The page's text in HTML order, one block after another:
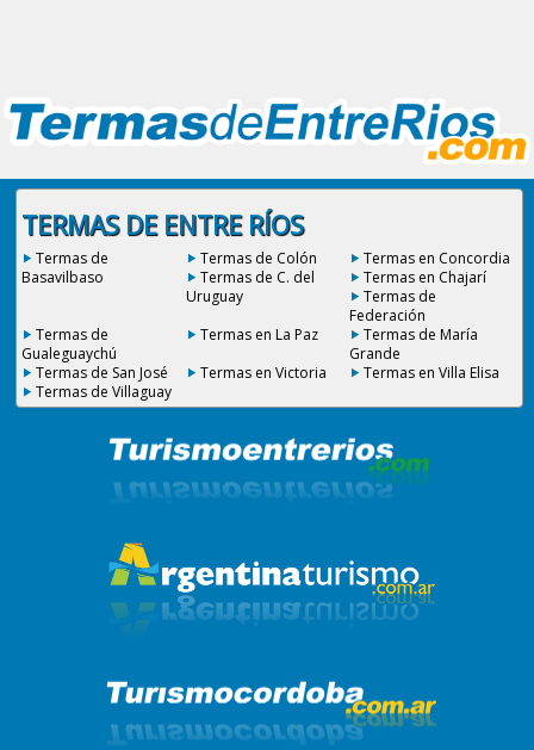
TERMAS DE ENTRE RÍOS
Termas de
Basavilbaso
Termas de Colón
Termas en Concordia
Termas de C. del
Uruguay
Termas en Chajarí
Termas de
Federación
Termas de
Gualeguaychú
Termas en La Paz
Termas de María
Grande
Termas de San José
Termas en Victoria
Termas en Villa Elisa
Termas de Villaguay